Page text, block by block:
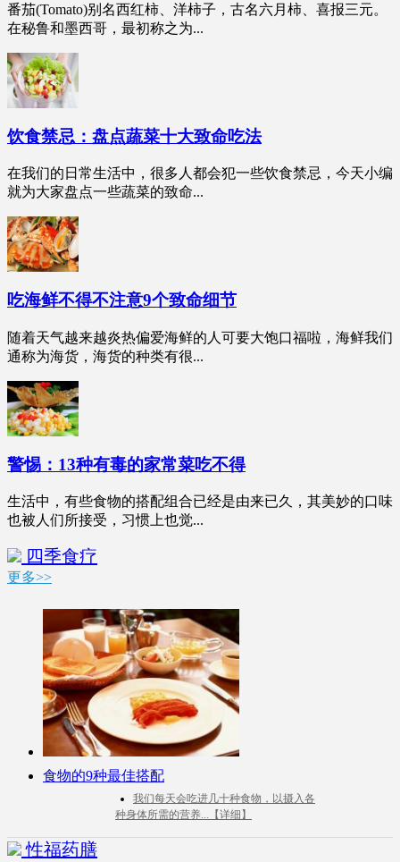
番茄(Tomato)别名西红柿、洋柿子，古名六月柿、喜报三元。
在秘鲁和墨西哥，最初称之为...
饮食禁忌：盘点蔬菜十大致命吃法
在我们的日常生活中，很多人都会犯一些饮食禁忌，今天小编
就为大家盘点一些蔬菜的致命...
吃海鲜不得不注意9个致命细节
随着天气越来越炎热偏爱海鲜的人可要大饱口福啦，海鲜我们
通称为海货，海货的种类有很...
警惕：13种有毒的家常菜吃不得
生活中，有些食物的搭配组合已经是由来已久，其美妙的口味
也被人们所接受，习惯上也觉...
四季食疗
更多>>
食物的9种最佳搭配
我们每天会吃进几十种食物，以摄入各
种身体所需的营养...【详细】
性福药膳